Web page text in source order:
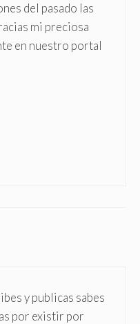
del pasado las
mi preciosa
en nuestro portal
y publicas sabes
por existir por